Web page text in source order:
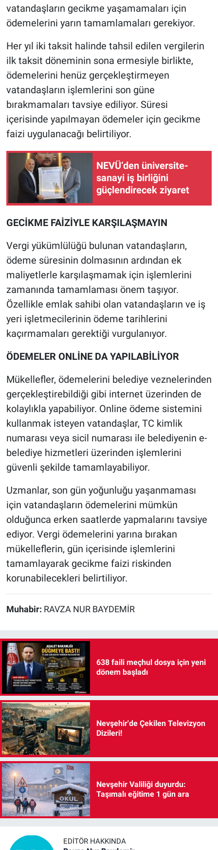
vatandaşların gecikme yaşamamaları için
ödemelerini yarın tamamlamaları gerekiyor.
Her yıl iki taksit halinde tahsil edilen vergilerin
ilk taksit döneminin sona ermesiyle birlikte,
ödemelerini henüz gerçekleştirmeyen
vatandaşların işlemlerini son güne
bırakmamaları tavsiye ediliyor. Süresi
içerisinde yapılmayan ödemeler için gecikme
faizi uygulanacağı belirtiliyor.
NEVÜ’den üniversite-
sanayi iş birliğini
güçlendirecek ziyaret
GECİKME FAİZİYLE KARŞILAŞMAYIN
Vergi yükümlülüğü bulunan vatandaşların,
ödeme süresinin dolmasının ardından ek
maliyetlerle karşılaşmamak için işlemlerini
zamanında tamamlaması önem taşıyor.
Özellikle emlak sahibi olan vatandaşların ve iş
yeri işletmecilerinin ödeme tarihlerini
kaçırmamaları gerektiği vurgulanıyor.
ÖDEMELER ONLİNE DA YAPILABİLİYOR
Mükellefler, ödemelerini belediye veznelerinden
gerçekleştirebildiği gibi internet üzerinden de
kolaylıkla yapabiliyor. Online ödeme sistemini
kullanmak isteyen vatandaşlar, TC kimlik
numarası veya sicil numarası ile belediyenin e-
belediye hizmetleri üzerinden işlemlerini
güvenli şekilde tamamlayabiliyor.
Uzmanlar, son gün yoğunluğu yaşanmaması
için vatandaşların ödemelerini mümkün
olduğunca erken saatlerde yapmalarını tavsiye
ediyor. Vergi ödemelerini yarına bırakan
mükelleflerin, gün içerisinde işlemlerini
tamamlayarak gecikme faizi riskinden
korunabilecekleri belirtiliyor.
Muhabir: RAVZA NUR BAYDEMİR
638 faili meçhul dosya için yeni
dönem başladı
Nevşehir'de Çekilen Televizyon
Dizileri!
Nevşehir Valiliği duyurdu:
Taşımalı eğitime 1 gün ara
EDITÖR HAKKINDA